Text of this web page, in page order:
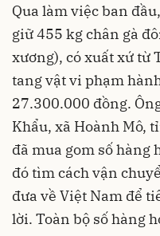
Qua làm việc ban
giữ 455 kg chân gà
xương), có xuất xứ từ
tang vật vi phạm
27.300.000 đồng.
Khẩu, xã Hoành Mô,
đã mua gom số hàng
đó tìm cách vận
đưa về Việt Nam để
lời. Toàn bộ số hàng